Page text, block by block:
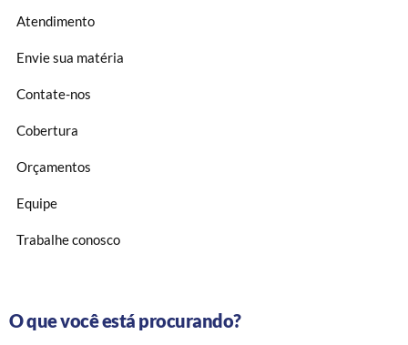
Atendimento
Envie sua matéria
Contate-nos
Cobertura
Orçamentos
Equipe
Trabalhe conosco
O que você está procurando?